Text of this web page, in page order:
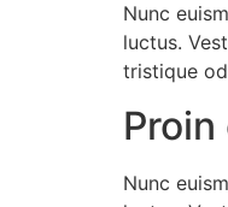
Nunc
luctus.
tristique
Nunc